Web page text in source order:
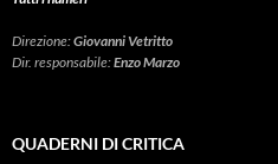
Direzione:Giovanni Vetritto
Dir. responsabile:Enzo Marzo
QUADERNI DI CRITICA